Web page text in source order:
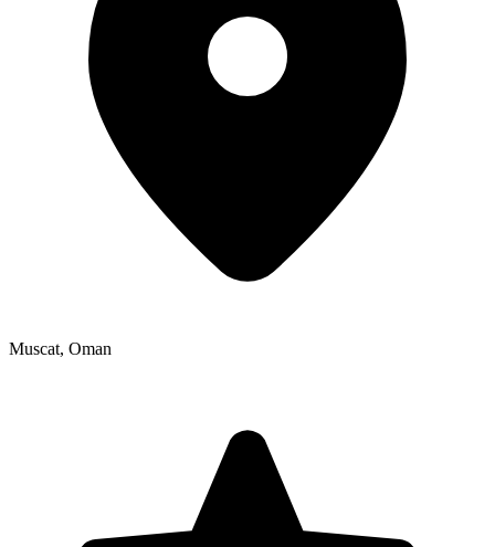
Muscat, Oman